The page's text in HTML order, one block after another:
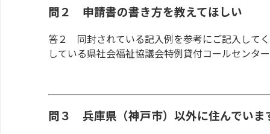
問２ 申請書の書き方を教えてほしい
答２ 同封されている記入例を参考にご記入して
している県社会福祉協議会特例貸付コールセンタ
問３ 兵庫県（神戸市）以外に住んでいま